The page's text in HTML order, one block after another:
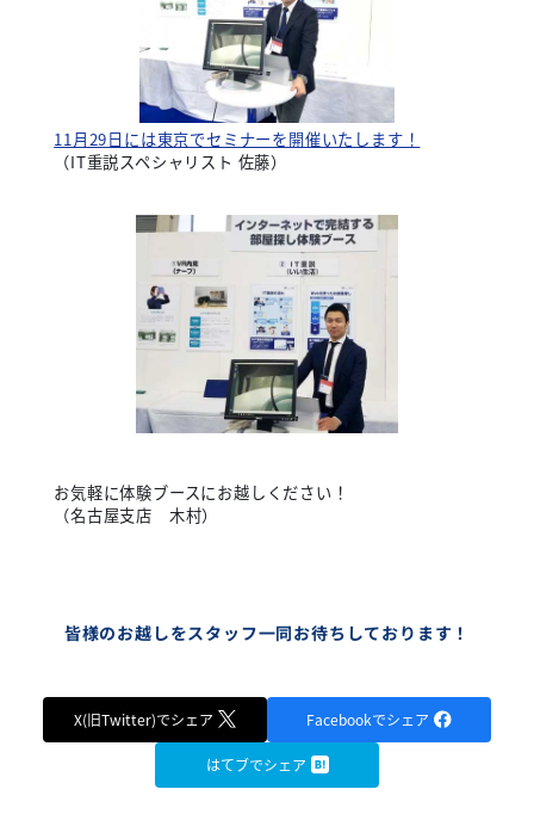
11月29日には東京でセミナーを開催いたします！
（IT重説スペシャリスト 佐藤）
お気軽に体験ブースにお越しください！
（名古屋支店 木村）
皆様のお越しをスタッフ一同お待ちしております！
X(旧Twitter)でシェア Facebookでシェア
はてブでシェア